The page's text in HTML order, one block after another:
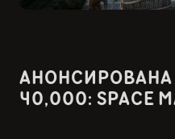
АНОНСИРОВАНА
40,000: SPACE